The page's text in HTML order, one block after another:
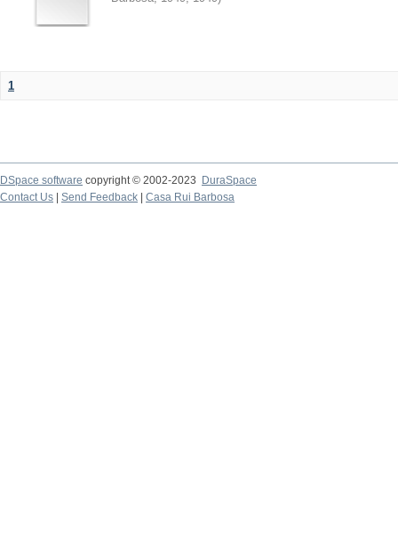
1
DSpace software copyright © 2002-2023
DuraSpace
Contact Us
Send Feedback Casa Rui Barbosa